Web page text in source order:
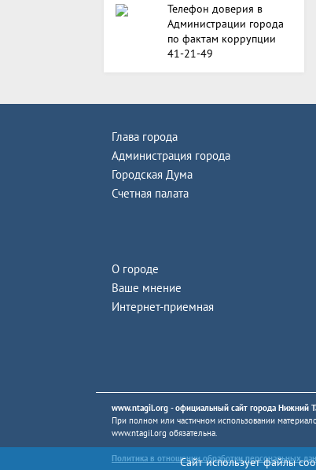
Телефон доверия в
Администрации города
по фактам коррупции
41-21-49
Глава города
Администрация города
Городская Дума
Счетная палата
О городе
Ваше мнение
Интернет-приемная
www.ntagil.org - официальный сайт города Нижний
При полном или частичном использовании
www.ntagil.org обязательна.
Политика в отношении обработки персональных
Сайт использует файлы